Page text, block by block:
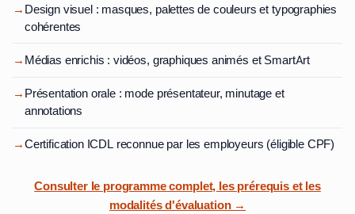
→ Design visuel : masques, palettes de couleurs et typographies
cohérentes
→ Médias enrichis : vidéos, graphiques animés et SmartArt
→ Présentation orale : mode présentateur, minutage et
annotations
→Certification ICDL reconnue par les employeurs (éligible CPF)
Consulter le programme complet, les prérequis et les
modalités d'évaluation →